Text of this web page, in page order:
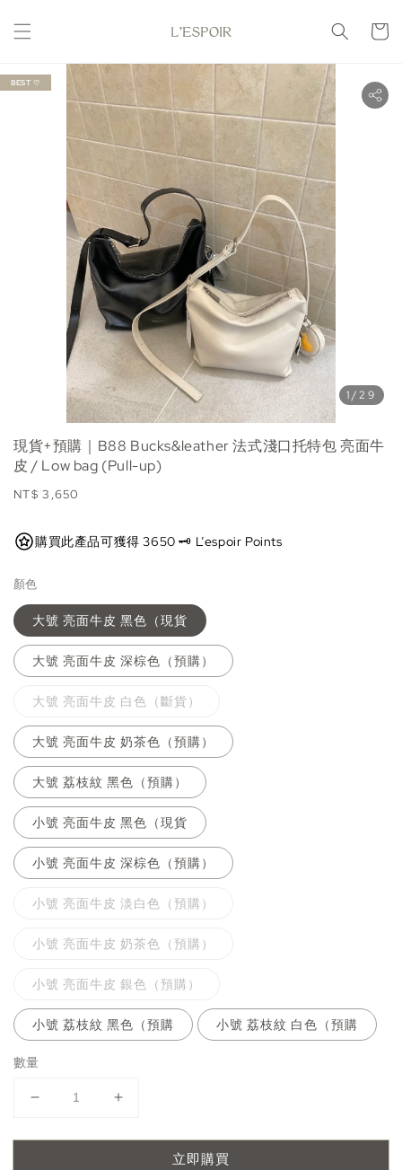
1/29
BEST ♡
現貨+預購｜B88 Bucks&leather 法式淺口托特包 亮面牛
皮 / Low bag (Pull-up)
Regular
NT$ 3,650
購買此產品可獲得 3650 🗝️ L’espoir Points
顏色
大號 亮面牛皮 黑色（現貨
大號 亮面牛皮 深棕色（預購）
大號 亮面牛皮 白色（斷貨）
大號 亮面牛皮 奶茶色（預購）
大號 荔枝紋 黑色（預購）
小號 亮面牛皮 黑色（現貨
小號 亮面牛皮 深棕色（預購）
小號 亮面牛皮 淡白色（預購）
小號 亮面牛皮 奶茶色（預購）
小號 亮面牛皮 銀色（預購）
小號 荔枝紋 黑色（預購 小號 荔枝紋 白色（預購
數量
立即購買